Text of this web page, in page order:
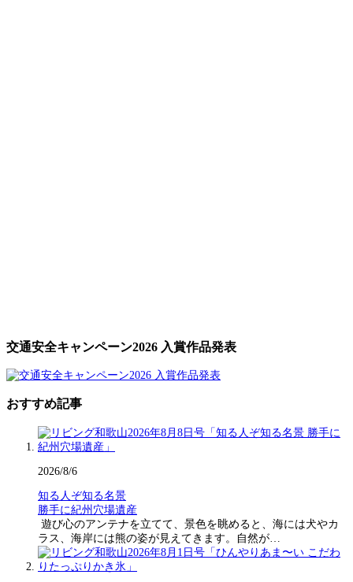
交通安全キャンペーン2026 入賞作品発表
おすすめ記事
2026/8/6
知る人ぞ知る名景
勝手に紀州穴場遺産
遊び心のアンテナを立てて、景色を眺めると、海には犬やカ
ラス、海岸には熊の姿が見えてきます。自然が…